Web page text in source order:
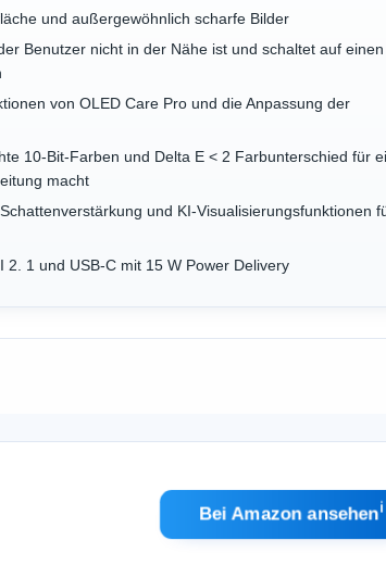
und außergewöhnlich scharfe Bilder
Benutzer nicht in der Nähe ist und schaltet auf einen
von OLED Care Pro und die Anpassung der
10-Bit-Farben und Delta E < 2 Farbunterschied für
macht
und KI-Visualisierungsfunktionen
2. 1 und USB-C mit 15 W Power Delivery
Bei Amazon ansehenℹ︎